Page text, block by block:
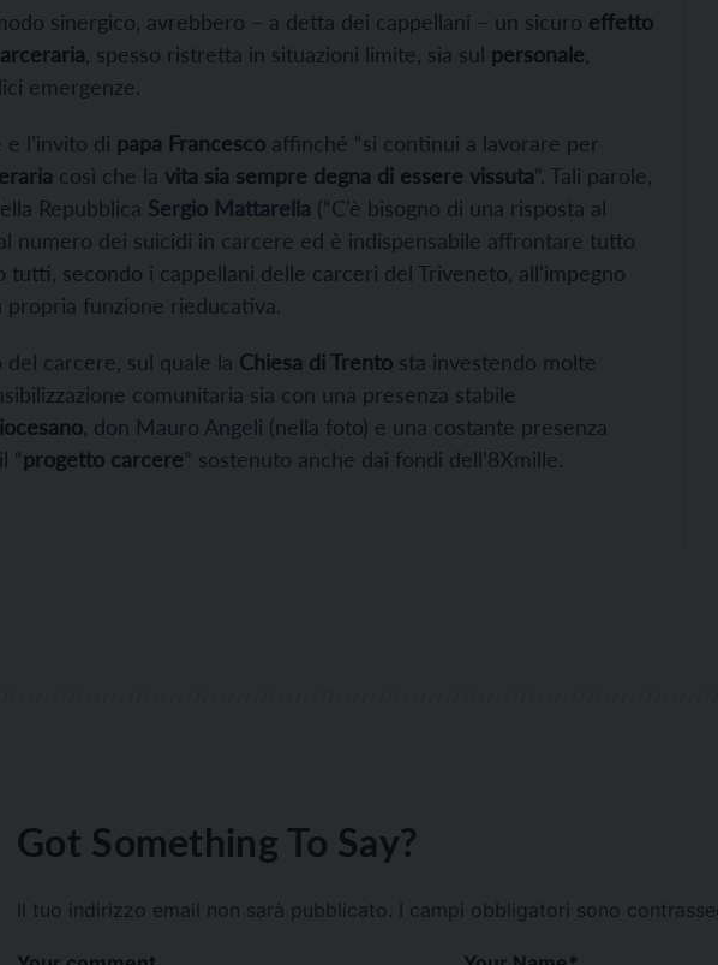
sinergico, avrebbero – a detta dei cappellani – un sicuro effetto
, spesso ristretta in situazioni limite, sia sul personale
emergenze.
l’invito di papa Francesco affinché “si continui a lavorare per
così che la vita sia sempre degna di essere vissuta”. Tali parole,
Repubblica Sergio Mattarella (“C’è bisogno di una risposta al
numero dei suicidi in carcere ed è indispensabile affrontare tutto
tutti, secondo i cappellani delle carceri del Triveneto, all’impegno
funzione rieducativa.
carcere, sul quale la Chiesa di Trento sta investendo molte
comunitaria sia con una presenza stabile
don Mauro Angeli (nella foto) e una costante presenza
“progetto carcere” sostenuto anche dai fondi dell’8Xmille.
Got Something To Say?
Il tuo indirizzo email non sarà pubblicato. I campi obbligatori sono